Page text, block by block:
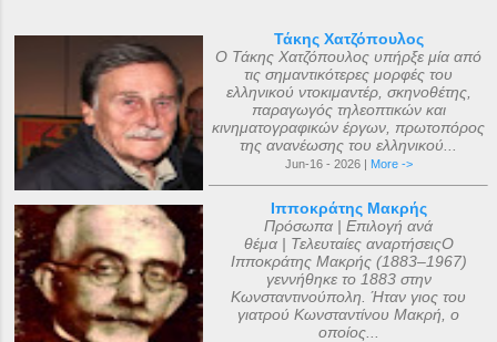
Τάκης Χατζόπουλος
Ο Τάκης Χατζόπουλος υπήρξε μία από
τις σημαντικότερες μορφές του
ελληνικού ντοκιμαντέρ, σκηνοθέτης,
παραγωγός τηλεοπτικών και
κινηματογραφικών έργων, πρωτοπόρος
της ανανέωσης του ελληνικού...
Jun-16 - 2026 | More ->
Ιπποκράτης Μακρής
Πρόσωπα | Επιλογή ανά
θέμα | Τελευταίες αναρτήσειςΟ
Ιπποκράτης Μακρής (1883–1967)
γεννήθηκε το 1883 στην
Κωνσταντινούπολη. Ήταν γιος του
γιατρού Κωνσταντίνου Μακρή, ο
οποίος...